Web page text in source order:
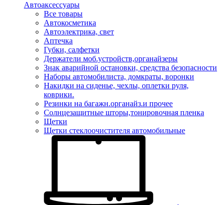
Автоаксессуары
Все товары
Автокосметика
Автоэлектрика, свет
Аптечка
Губки, салфетки
Держатели моб.устройств,органайзеры
Знак аварийной остановки, средства безопасности
Наборы автомобилиста, домкраты, воронки
Накидки на сиденье, чехлы, оплетки руля,
коврики.
Резинки на багажн.органайз.и прочее
Солнцезащитные шторы,тонировочная пленка
Щетки
Щетки стеклоочистителя автомобильные